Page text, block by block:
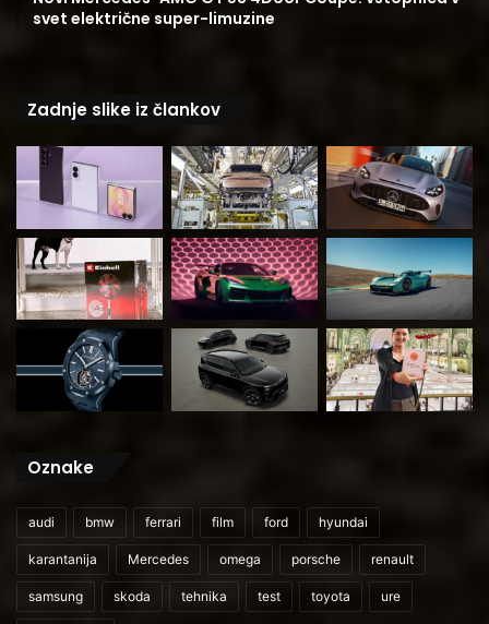
svet električne super-limuzine
Zadnje slike iz člankov
Oznake
audi bmw ferrari film ford hyundai
karantanija Mercedes omega porsche renault
samsung skoda tehnika test toyota ure